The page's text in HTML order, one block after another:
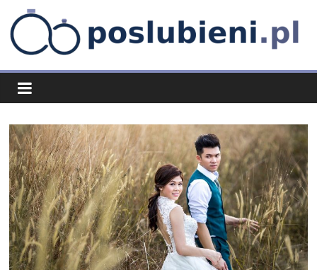
content
poslubieni.pl